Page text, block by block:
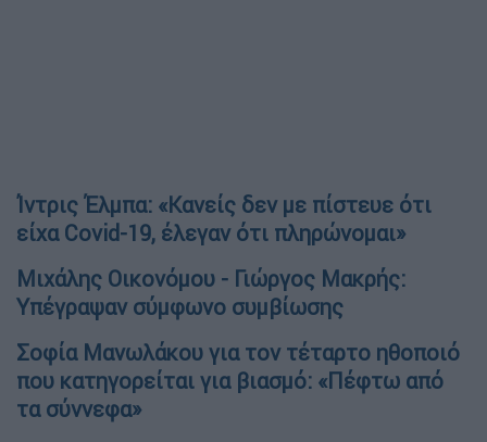
Ίντρις Έλμπα: «Κανείς δεν με πίστευε ότι
είχα Covid-19, έλεγαν ότι πληρώνομαι»
Μιχάλης Οικονόμου - Γιώργος Μακρής:
Υπέγραψαν σύμφωνο συμβίωσης
Σοφία Μανωλάκου για τον τέταρτο ηθοποιό
που κατηγορείται για βιασμό: «Πέφτω από
τα σύννεφα»